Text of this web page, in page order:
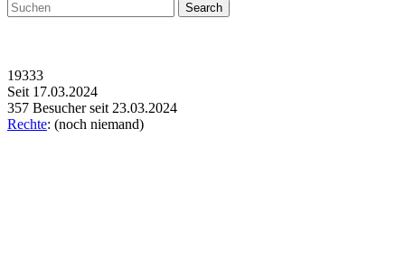
Search
19333
Seit 17.03.2024
357 Besucher seit 23.03.2024
Rechte: (noch niemand)